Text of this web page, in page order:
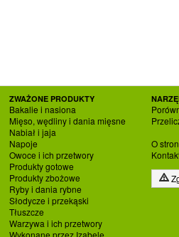
ZWAŻONE PRODUKTY
Bakalie i nasiona
Mięso, wędliny i dania mięsne
Nabiał i jaja
Napoje
Owoce i ich przetwory
Produkty gotowe
Produkty zbożowe
Ryby i dania rybne
Słodycze i przekąski
Tłuszcze
Warzywa i ich przetwory
O